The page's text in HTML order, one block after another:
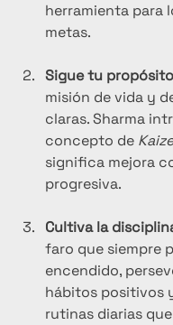
herramienta para
metas.
Sigue tu propósito
misión de vida y
claras. Sharma
concepto de
significa mejora
progresiva.
Cultiva la
faro que siempre
encendido,
hábitos positivos
rutinas diarias